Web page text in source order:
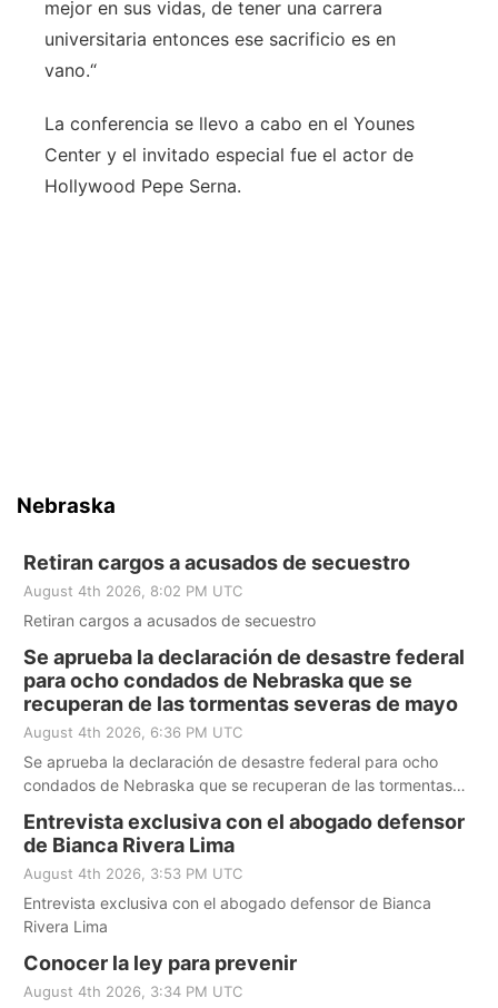
mejor en sus vidas, de tener una carrera
universitaria entonces ese sacrificio es en
vano.“
La conferencia se llevo a cabo en el Younes
Center y el invitado especial fue el actor de
Hollywood Pepe Serna.
Nebraska
Retiran cargos a acusados de secuestro
August 4th 2026, 8:02 PM UTC
Retiran cargos a acusados de secuestro
Se aprueba la declaración de desastre federal
para ocho condados de Nebraska que se
recuperan de las tormentas severas de mayo
August 4th 2026, 6:36 PM UTC
Se aprueba la declaración de desastre federal para ocho
condados de Nebraska que se recuperan de las tormentas
Entrevista exclusiva con el abogado defensor
de Bianca Rivera Lima
August 4th 2026, 3:53 PM UTC
Entrevista exclusiva con el abogado defensor de Bianca
Rivera Lima
Conocer la ley para prevenir
August 4th 2026, 3:34 PM UTC